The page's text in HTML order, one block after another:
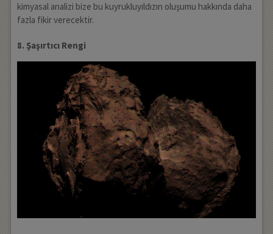
kimyasal analizi bize bu kuyrukluyıldızın oluşumu hakkında daha
fazla fikir verecektir.
8. Şaşırtıcı Rengi